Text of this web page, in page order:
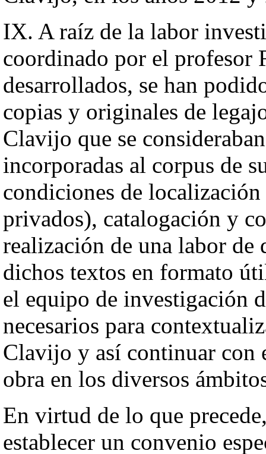
IX. A raíz de la labor
coordinado por el profesor
desarrollados, se han
copias y originales de
Clavijo que se
incorporadas al corpus de
condiciones de
privados), catalogación y
realización de una labor
dichos textos en formato
el equipo de investigación
necesarios para
Clavijo y así continuar con
obra en los diversos
En virtud de lo que
establecer un convenio